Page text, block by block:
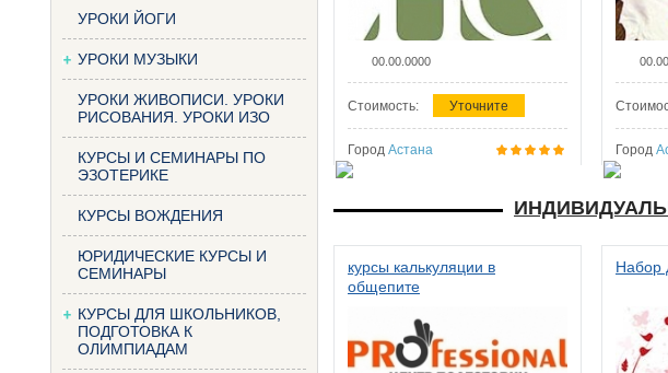
УРОКИ ЙОГИ
УРОКИ МУЗЫКИ
УРОКИ ЖИВОПИСИ. УРОКИ
РИСОВАНИЯ. УРОКИ ИЗО
КУРСЫ И СЕМИНАРЫ ПО
ЭЗОТЕРИКЕ
КУРСЫ ВОЖДЕНИЯ
ЮРИДИЧЕСКИЕ КУРСЫ И
СЕМИНАРЫ
КУРСЫ ДЛЯ ШКОЛЬНИКОВ,
ПОДГОТОВКА К
ОЛИМПИАДАМ
00.00.0000
Стоимость: Уточните
Город Астана Город
курсы калькуляции в
общепите
Набор